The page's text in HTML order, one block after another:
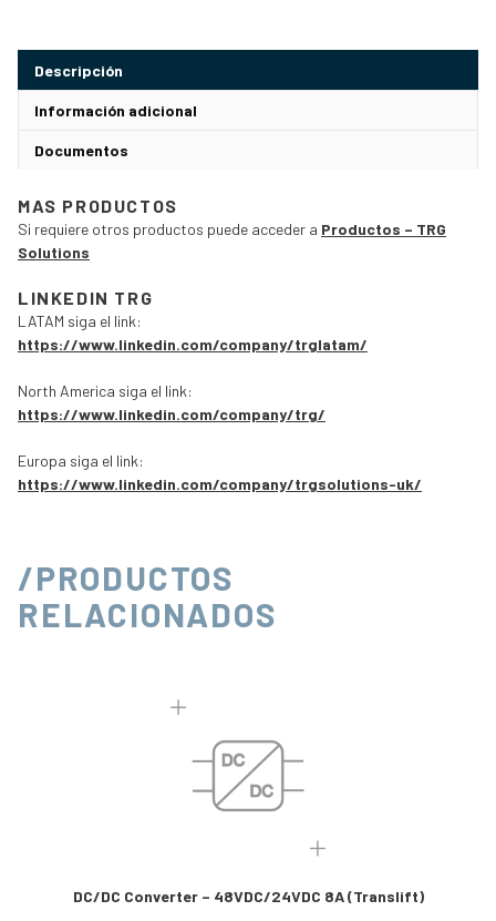
Descripción
Información adicional
Documentos
MAS PRODUCTOS
Si requiere otros productos puede acceder a Productos – TRG
Solutions
LINKEDIN TRG
LATAM siga el link:
https://www.linkedin.com/company/trglatam/
North America siga el link:
https://www.linkedin.com/company/trg/
Europa siga el link:
https://www.linkedin.com/company/trgsolutions-uk/
/PRODUCTOS
RELACIONADOS
DC/DC Converter – 48VDC/24VDC 8A (Translift)